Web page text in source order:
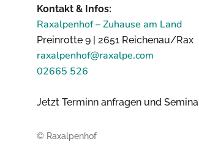
Kontakt & Infos:
Raxalpenhof – Zuhause am Land
Preinrotte 9 | 2651 Reichenau/Rax
raxalpenhof@raxalpe.com
02665 526
Jetzt Terminn anfragen und
© Raxalpenhof